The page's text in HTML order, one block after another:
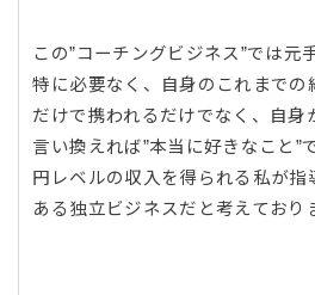
この”コーチングビジネス”では元
特に必要なく、自身のこれまでの
だけで携われるだけでなく、自身
言い換えれば”本当に好きなこと”
円レベルの収入を得られる私が指
ある独立ビジネスだと考えており